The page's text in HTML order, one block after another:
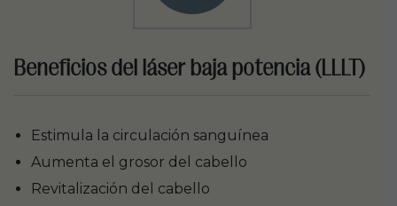
Beneficios del láser baja potencia (LLLT)
Estimula la circulación sanguínea
Aumenta el grosor del cabello
Revitalización del cabello